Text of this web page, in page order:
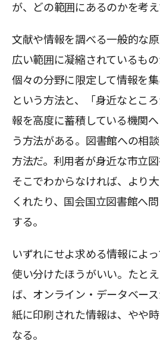
が、どの範囲にあるのかを考え
文献や情報を調べる一般的な
広い範囲に凝縮されているもの
個々の分野に限定して情報を集
という方法と、「身近なとこ
報を高度に蓄積している機関
う方法がある。図書館への相
方法だ。利用者が身近な市立図
そこでわからなければ、より
くれたり、国会国立図書館へ
する。
いずれにせよ求める情報によ
使い分けたほうがいい。たと
ば、オンライン・データベー
紙に印刷された情報は、やや
なる。